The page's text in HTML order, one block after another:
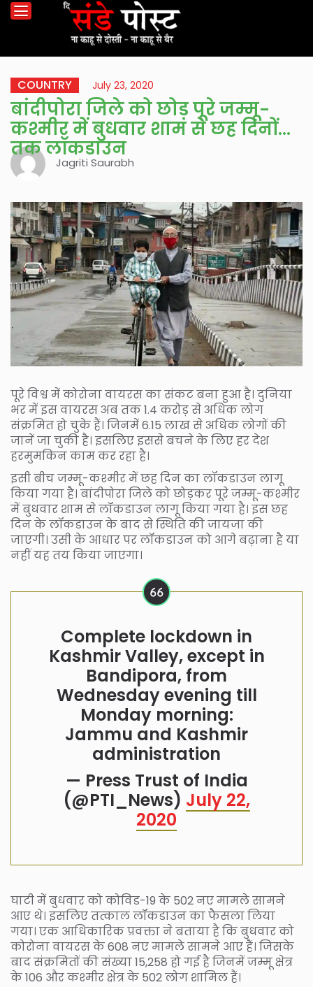
COUNTRY July 23, 2020
बांदीपोरा जिले को छोड़ पूरे जम्मू-
कश्मीर में बुधवार शाम से छह दिनों
तक लॉकडाउन
Jagriti Saurabh
पूरे विश्व में कोरोना वायरस का संकट बना हुआ है। दुनिया
भर में इस वायरस अब तक 1.4 करोड़ से अधिक लोग
संक्रमित हो चुके हैं। जिनमें 6.15 लाख से अधिक लोगों की
जानें जा चुकी है। इसलिए इससे बचने के लिए हर देश
हरमुमकिन काम कर रहा है।
इसी बीच जम्मू-कश्मीर में छह दिन का लॉकडाउन लागू
किया गया है। बांदीपोरा जिले को छोड़कर पूरे जम्मू-कश्मीर
में बुधवार शाम से लॉकडाउन लागू किया गया है। इस छह
दिन के लॉकडाउन के बाद से स्थिति की जायजा की
जाएगी। उसी के आधार पर लॉकडाउन को आगे बढ़ाना है या
नहीं यह तय किया जाएगा।
Complete lockdown in
Kashmir Valley, except in
Bandipora, from
Wednesday evening till
Monday morning:
Jammu and Kashmir
administration
— Press Trust of India
(@PTI_News) July 22,
2020
घाटी में बुधवार को कोविड-19 के 502 नए मामले सामने
आए थे। इसलिए तत्काल लॉकडाउन का फैसला लिया
गया। एक आधिकारिक प्रवक्ता ने बताया है कि बुधवार को
कोरोना वायरस के 608 नए मामले सामने आए हैं। जिसके
बाद संक्रमितों की संख्या 15,258 हो गई है जिनमें जम्मू क्षेत्र
के 106 और कश्मीर क्षेत्र के 502 लोग शामिल हैं।